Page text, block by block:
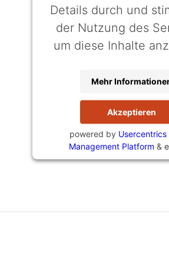
Details durch und
der Nutzung des
um diese Inhalte
Mehr
Akzeptieren
powered by Usercentrics
Management Platform &